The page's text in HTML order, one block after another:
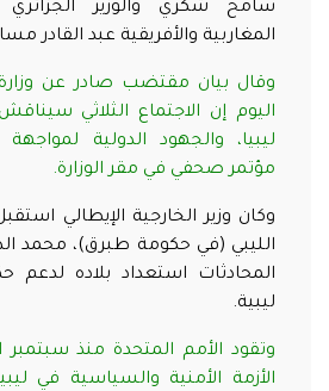
سامح شكري والوزير
المغاربية والأفريقية عبد القادر
وقال بيان مقتضب صادر عن وزارة
اليوم إن الاجتماع الثلاثي
ليبيا، والجهود الدولية
مؤتمر صحفي في مقر الوزارة.
وكان وزير الخارجية الإيطالي
الليبي (في حكومة طبرق)، محمد
المحادثات استعداد بلاده
ليبية.
وتقود الأمم المتحدة منذ
الأزمة الأمنية والسياسية في